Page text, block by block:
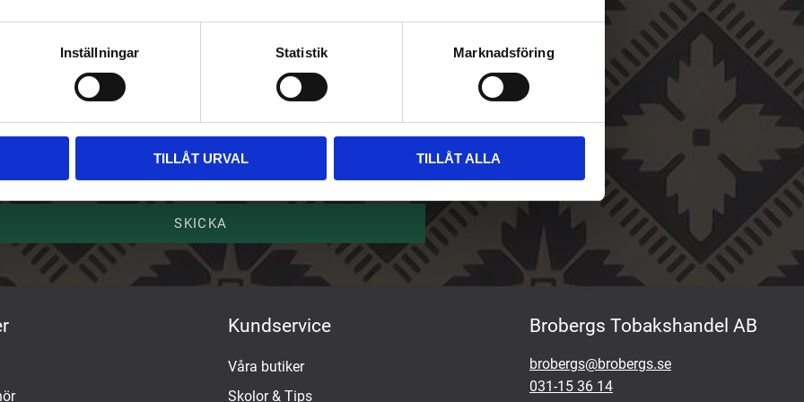
Inställningar Statistik Marknadsföring
TILLÅT URVAL TILLÅT ALLA
upp dig på vårt nyhetsbrev
SKICKA
Kundservice
Våra butiker
Skolor & Tips
Brobergs Tobakshandel AB
brobergs@brobergs.se
031-15 36 14